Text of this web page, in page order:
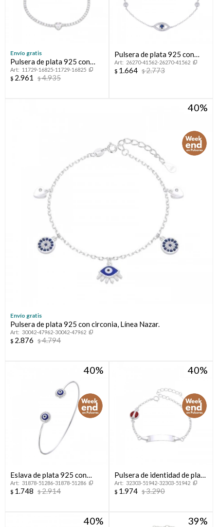
Envío gratis
Pulsera de plata 925 con
circonias.
11729-16825-11729-16825
$ 2.961 $4.935
Pulsera de plata 925 con
circonias, OJO TURCO.
26270-41562-26270-41562
$ 1.664 $2.773
40
Envío gratis
Pulsera de plata 925 con circonia, Línea Nazar.
30042-47962-30042-47962
$ 2.876 $4.794
40
Eslava de plata 925 con
circonias y esmalte, OJO
TURCO.
31878-51286-31878-51286
$ 1.748 $2.914
40
Pulsera de identidad de plata
925 con dije
32303-51942-32303-51942
$ 1.974 $3.290
40 39